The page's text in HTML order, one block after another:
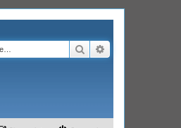
Rechercher